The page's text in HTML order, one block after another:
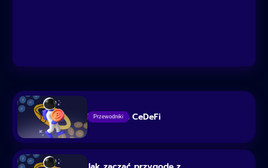
Przewodniki
Rewolucja CeDeFi